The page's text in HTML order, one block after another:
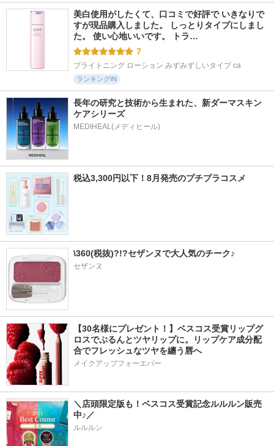
美白使用がしたくて、口コミで好評で いきなりで
すが現品購入しました。 しっとりタイプにしまし
た。 使い心地いいです。 トラ…
7
ブライトニング ローション みずみずしいタイプ ca
ランキングIN
長年の研究と技術から生まれた、新ダーマスキン
ケアシリーズ
税込3,300円以下！8月発売のプチプラコスメ
\360(税抜)?!?セザンヌで大人気のチーク♪
セザンヌ
【30名様にプレゼント！】ベスコス受賞リップグ
ロスでぷるんとツヤリップに。リップケア成分配
合でフレッシュなツヤを纏う唇へ
メイクアップフォーエバー
＼店頭限定版も！ベスコス受賞記念ルルルン販売
中♪／
ルルルン